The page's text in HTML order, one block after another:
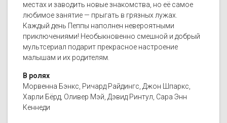
местах и заводить новые знакомства, но её самое
любимое занятие — прыгать в грязных лужах.
Каждый день Пеппы наполнен невероятными
приключениями! Необыкновенно смешной и добрый
мультсериал подарит прекрасное настроение
малышам и их родителям.
В ролях
Морвенна Бэнкс, Ричард Райдингс, Джон Шпаркс,
Харли Бёрд, Оливер Мэй, Дэвид Ринтул, Сара Энн
Кеннеди